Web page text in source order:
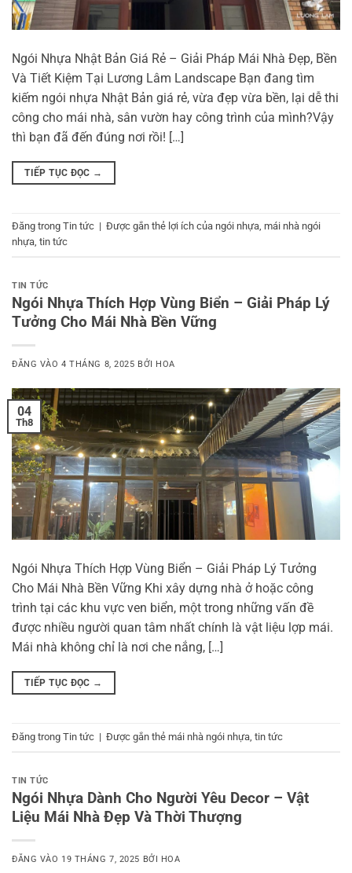
Ngói Nhựa Nhật Bản Giá Rẻ – Giải Pháp Mái Nhà Đẹp, Bền
Và Tiết Kiệm Tại Lương Lâm Landscape Bạn đang tìm
kiếm ngói nhựa Nhật Bản giá rẻ, vừa đẹp vừa bền, lại dễ thi
công cho mái nhà, sân vườn hay công trình của mình?Vậy
thì bạn đã đến đúng nơi rồi! […]
TIẾP TỤC ĐỌC →
Đăng trong Tin tức | Được gắn thẻ lợi ích của ngói nhựa, mái nhà ngói
nhựa, tin tức
TIN TỨC
Ngói Nhựa Thích Hợp Vùng Biển – Giải Pháp Lý
Tưởng Cho Mái Nhà Bền Vững
ĐĂNG VÀO4 THÁNG 8, 2025 BỞI HOA
04
Th8
Ngói Nhựa Thích Hợp Vùng Biển – Giải Pháp Lý Tưởng
Cho Mái Nhà Bền Vững Khi xây dựng nhà ở hoặc công
trình tại các khu vực ven biển, một trong những vấn đề
được nhiều người quan tâm nhất chính là vật liệu lợp mái.
Mái nhà không chỉ là nơi che nắng, […]
TIẾP TỤC ĐỌC →
Đăng trong Tin tức | Được gắn thẻ mái nhà ngói nhựa tin tức
TIN TỨC
Ngói Nhựa Dành Cho Người Yêu Decor – Vật
Liệu Mái Nhà Đẹp Và Thời Thượng
ĐĂNG VÀO 19 THÁNG 7, 2025 BỞI HOA